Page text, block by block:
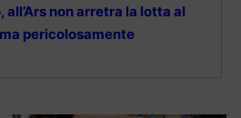
non arretra la lotta al
pericolosamente